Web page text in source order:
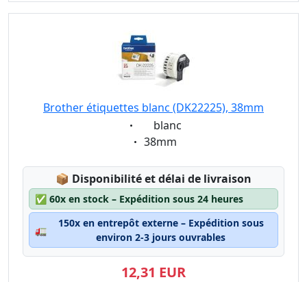
Brother étiquettes blanc (DK22225), 38mm
Eigenschaft:
blanc
Eigenschaft:
38mm
📦 Lagerstatus:
Disponibilité et délai de livraison
✅ 60x en stock – Expédition sous 24 heures
🚛
150x en entrepôt externe – Expédition sous
environ 2-3 jours ouvrables
12,31 EUR